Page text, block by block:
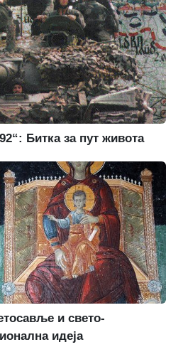
Битка за пут живота
и свето-
идеја